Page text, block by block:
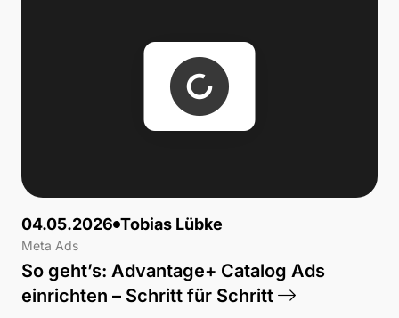
04.05.2026 Tobias Lübke
Meta Ads
So geht’s: Advantage+ Catalog Ads
einrichten – Schritt für Schritt